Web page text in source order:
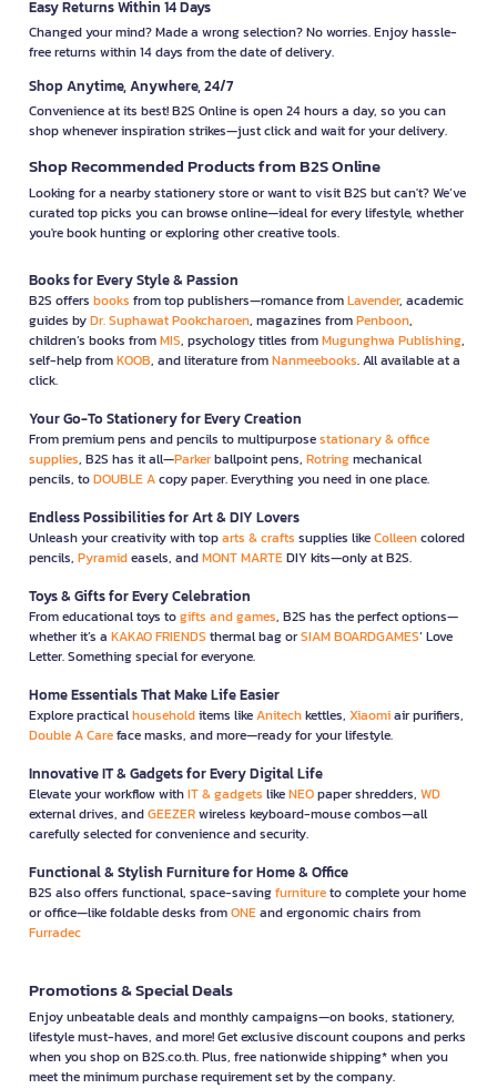
Easy Returns Within 14 Days
Changed your mind? Made a wrong selection? No worries. Enjoy hassle-
free returns within 14 days from the date of delivery.
Shop Anytime, Anywhere, 24/7
Convenience at its best! B2S Online is open 24 hours a day, so you can
shop whenever inspiration strikes—just click and wait for your delivery.
Shop Recommended Products from B2S Online
Looking for a nearby stationery store or want to visit B2S but can't? We’ve
curated top picks you can browse online—ideal for every lifestyle, whether
you're book hunting or exploring other creative tools.
Books for Every Style & Passion
B2S offers books from top publishers—romance fromLavender, academic
guides byDr. Suphawat Pookcharoen, magazines fromPenboon,
children’s books fromMIS, psychology titles fromMugunghwa Publishing,
self-help fromKOOB, and literature fromNanmeebooks. All available at a
click.
Your Go-To Stationery for Every Creation
From premium pens and pencils to multipurposestationary & office
supplies, B2S has it all—Parkerballpoint pens, Rotringmechanical
pencils, toDOUBLE Acopy paper. Everything you need in one place.
Endless Possibilities for Art & DIY Lovers
Unleash your creativity with toparts & crafts supplies likeColleencolored
pencils, Pyramideasels, andMONT MARTEDIY kits—only at B2S.
Toys & Gifts for Every Celebration
From educational toys togifts and games, B2S has the perfect options—
whether it’s a KAKAO FRIENDS thermal bag orSIAM BOARDGAMES’ Love
Letter. Something special for everyone.
Home Essentials That Make Life Easier
Explore practicalhouseholditems likeAnitechkettles, Xiaomiair purifiers,
Double A Careface masks, and more—ready for your lifestyle.
Innovative IT & Gadgets for Every Digital Life
Elevate your workflow withIT & gadgets likeNEOpaper shredders, WD
external drives, andGEEZERwireless keyboard-mouse combos—all
carefully selected for convenience and security.
Functional & Stylish Furniture for Home & Office
B2S also offers functional, space-savingfurnitureto complete your home
or office—like foldable desks fromONEand ergonomic chairs from
Furradec
Promotions & Special Deals
Enjoy unbeatable deals and monthly campaigns—on books, stationery,
lifestyle must-haves, and more! Get exclusive discount coupons and perks
when you shop on B2S.co.th. Plus, free nationwide shipping* when you
meet the minimum purchase requirement set by the company.